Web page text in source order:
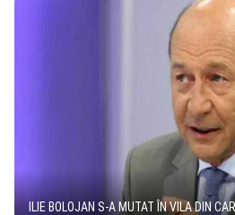
ILIE BOLOJAN S-A MUTAT ÎN VILA DIN